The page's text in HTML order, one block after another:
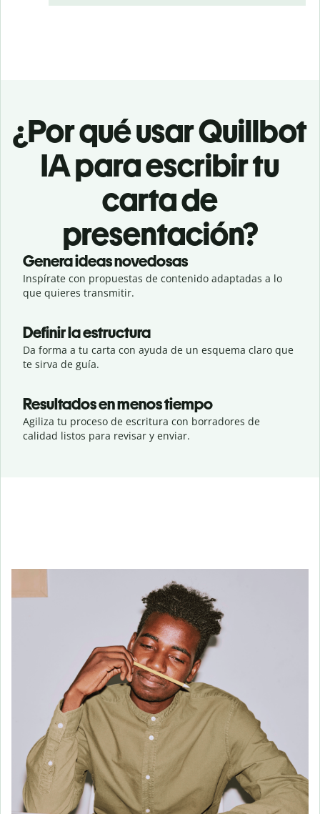
¿Por qué usar Quillbot
IA para escribir tu
carta de
presentación?
Genera ideas novedosas
Inspírate con propuestas de contenido adaptadas a lo
que quieres transmitir.
Definir la estructura
Da forma a tu carta con ayuda de un esquema claro que
te sirva de guía.
Resultados en menos tiempo
Agiliza tu proceso de escritura con borradores de
calidad listos para revisar y enviar.